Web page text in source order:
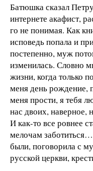
Батюшка сказал
интернете акафист,
го не понимая. Как
исповедь попала и
постепенно, муж
изменилась. Словно
жизни, когда только
меня день рождение,
меня прости, я тебя
нас двоих, наверное,
И как-то все ровнее
мелочам
были, поговорила с
русской церкви,